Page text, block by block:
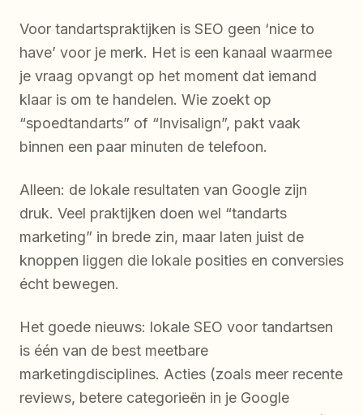
Voor tandartspraktijken is SEO geen ‘nice to
have’ voor je merk. Het is een kanaal waarmee
je vraag opvangt op het moment dat iemand
klaar is om te handelen. Wie zoekt op
“spoedtandarts” of “Invisalign”, pakt vaak
binnen een paar minuten de telefoon.
Alleen: de lokale resultaten van Google zijn
druk. Veel praktijken doen wel “tandarts
marketing” in brede zin, maar laten juist de
knoppen liggen die lokale posities en conversies
écht bewegen.
Het goede nieuws: lokale SEO voor tandartsen
is één van de best meetbare
marketingdisciplines. Acties (zoals meer recente
reviews, betere categorieën in je Google